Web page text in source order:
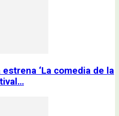
‘La comedia de la